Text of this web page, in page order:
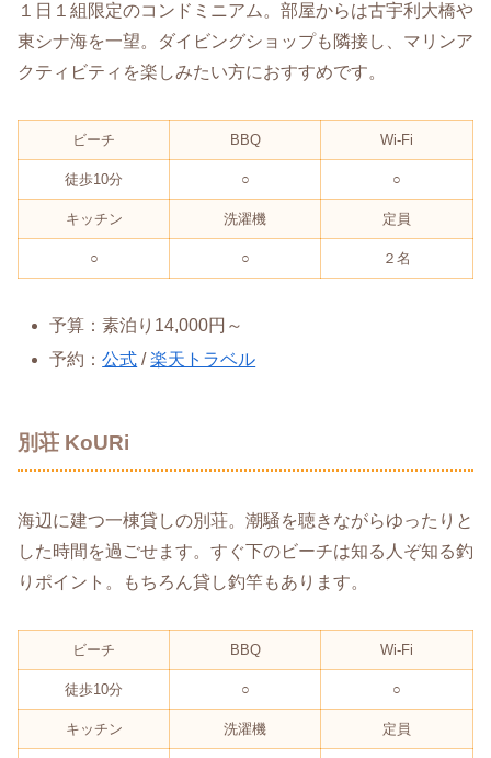
１日１組限定のコンドミニアム。部屋からは古宇利大橋や
東シナ海を一望。ダイビングショップも隣接し、マリンア
クティビティを楽しみたい方におすすめです。
ビーチ BBQ Wi-Fi
徒歩10分 ○ ○
キッチン 洗濯機 定員
○ ○ ２名
予算：素泊り14,000円～
予約：公式 /楽天トラベル
別荘 KoURi
海辺に建つ一棟貸しの別荘。潮騒を聴きながらゆったりと
した時間を過ごせます。すぐ下のビーチは知る人ぞ知る釣
りポイント。もちろん貸し釣竿もあります。
ビーチ BBQ Wi-Fi
徒歩10分 ○ ○
キッチン 洗濯機 定員